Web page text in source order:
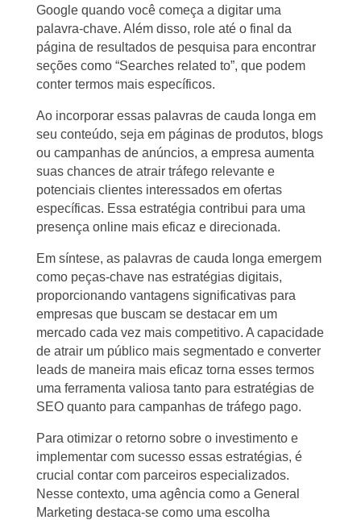
Google quando você começa a digitar uma
palavra-chave. Além disso, role até o final da
página de resultados de pesquisa para encontrar
seções como “Searches related to”, que podem
conter termos mais específicos.
Ao incorporar essas palavras de cauda longa em
seu conteúdo, seja em páginas de produtos, blogs
ou campanhas de anúncios, a empresa aumenta
suas chances de atrair tráfego relevante e
potenciais clientes interessados em ofertas
específicas. Essa estratégia contribui para uma
presença online mais eficaz e direcionada.
Em síntese, as palavras de cauda longa emergem
como peças-chave nas estratégias digitais,
proporcionando vantagens significativas para
empresas que buscam se destacar em um
mercado cada vez mais competitivo. A capacidade
de atrair um público mais segmentado e converter
leads de maneira mais eficaz torna esses termos
uma ferramenta valiosa tanto para estratégias de
SEO quanto para campanhas de tráfego pago.
Para otimizar o retorno sobre o investimento e
implementar com sucesso essas estratégias, é
crucial contar com parceiros especializados.
Nesse contexto, uma agência como a General
Marketing destaca-se como uma escolha